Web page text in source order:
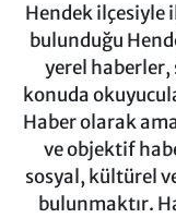
Hendek ilçesiyle
bulunduğu
yerel haberler,
konuda
Haber olarak
ve objektif
sosyal, kültürel
bulunmaktır.